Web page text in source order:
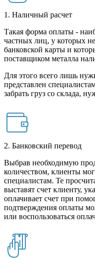
1. Наличный расчет
Такая форма оплаты -
частных лиц, у которых
банковской карты и
поставщиком металла
Для этого всего лишь
представлен
забрать груз со склада,
2. Банковский перевод
Выбрав необходимую
количеством, клиенты
специалистам. Те
выставят счет клиенту,
оплачивает счет при
подтверждения оплаты
или воспользоваться